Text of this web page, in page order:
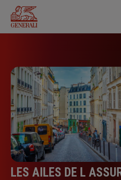
contenu
principal
LES AILES DE L